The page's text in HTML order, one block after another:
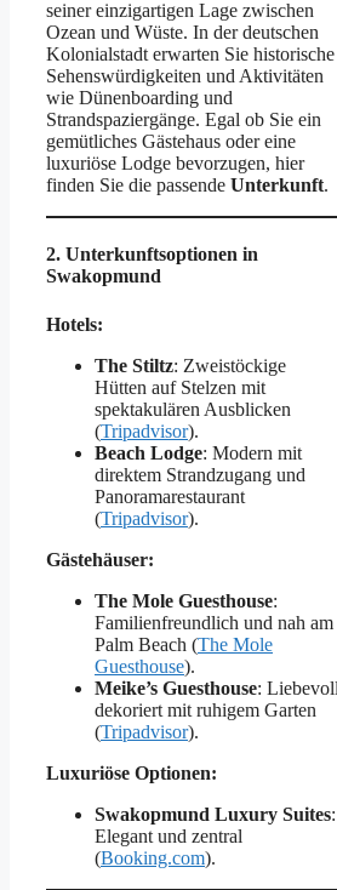
seiner einzigartigen Lage zwischen
Ozean und Wüste. In der deutschen
Kolonialstadt erwarten Sie historische
Sehenswürdigkeiten und Aktivitäten
wie Dünenboarding und
Strandspaziergänge. Egal ob Sie ein
gemütliches Gästehaus oder eine
luxuriöse Lodge bevorzugen, hier
finden Sie die passende Unterkunft.
2. Unterkunftsoptionen in
Swakopmund
Hotels:
The Stiltz: Zweistöckige
Hütten auf Stelzen mit
spektakulären Ausblicken​
(Tripadvisor).
Beach Lodge: Modern mit
direktem Strandzugang und
Panoramarestaurant​
(Tripadvisor).
Gästehäuser:
The Mole Guesthouse:
Familienfreundlich und nah am
Palm Beach​ (The Mole
Guesthouse).
Meike’s Guesthouse: Liebevoll
dekoriert mit ruhigem Garten​
(Tripadvisor).
Luxuriöse Optionen:
Swakopmund Luxury Suites:
Elegant und zentral​
(Booking.com).